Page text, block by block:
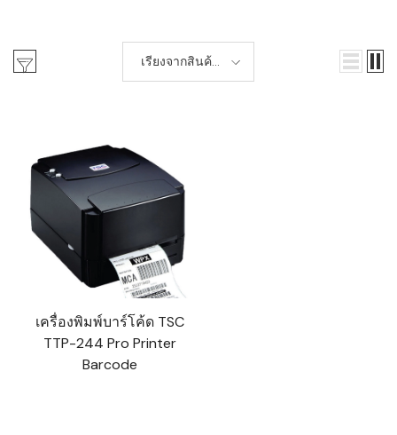
เรียงจากสินค้า
ใหม่-เก่า
เครื่องพิมพ์บาร์โค้ด TSC
TTP-244 Pro Printer
Barcode